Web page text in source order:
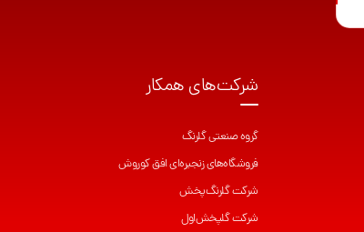
شرکت‌های همکار
گروه صنعتی گلرنگ
فروشگاه‌های زنجیره‌ای افق کوروش
شرکت گلرنگ‌پخش
شرکت گلپخش‌اول